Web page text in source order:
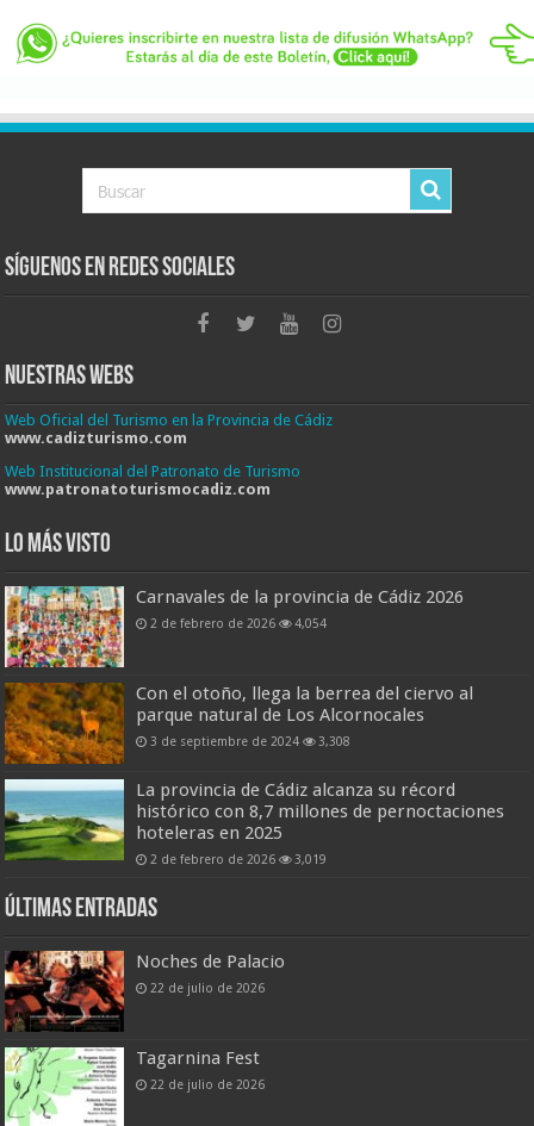
Síguenos en Redes Sociales
Nuestras Webs
Web Oficial del Turismo en la Provincia de Cádiz
www.cadizturismo.com
Web Institucional del Patronato de Turismo
www.patronatoturismocadiz.com
Lo más visto
Carnavales de la provincia de Cádiz 2026
2 de febrero de 2026 4,054
Con el otoño, llega la berrea del ciervo al
parque natural de Los Alcornocales
3 de septiembre de 2024 3,308
La provincia de Cádiz alcanza su récord
histórico con 8,7 millones de pernoctaciones
hoteleras en 2025
2 de febrero de 2026 3,019
Últimas entradas
Noches de Palacio
22 de julio de 2026
Tagarnina Fest
22 de julio de 2026